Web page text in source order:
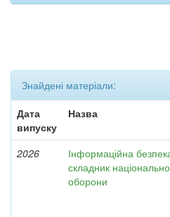
Знайдені матеріали:
Дата
випуску
Назва
2026
Інформаційна
складник
оборони